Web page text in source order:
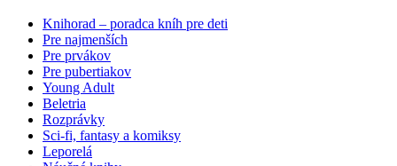
Knihorad – poradca kníh pre deti
Pre najmenších
Pre prvákov
Pre pubertiakov
Young Adult
Beletria
Rozprávky
Sci-fi, fantasy a komiksy
Leporelá